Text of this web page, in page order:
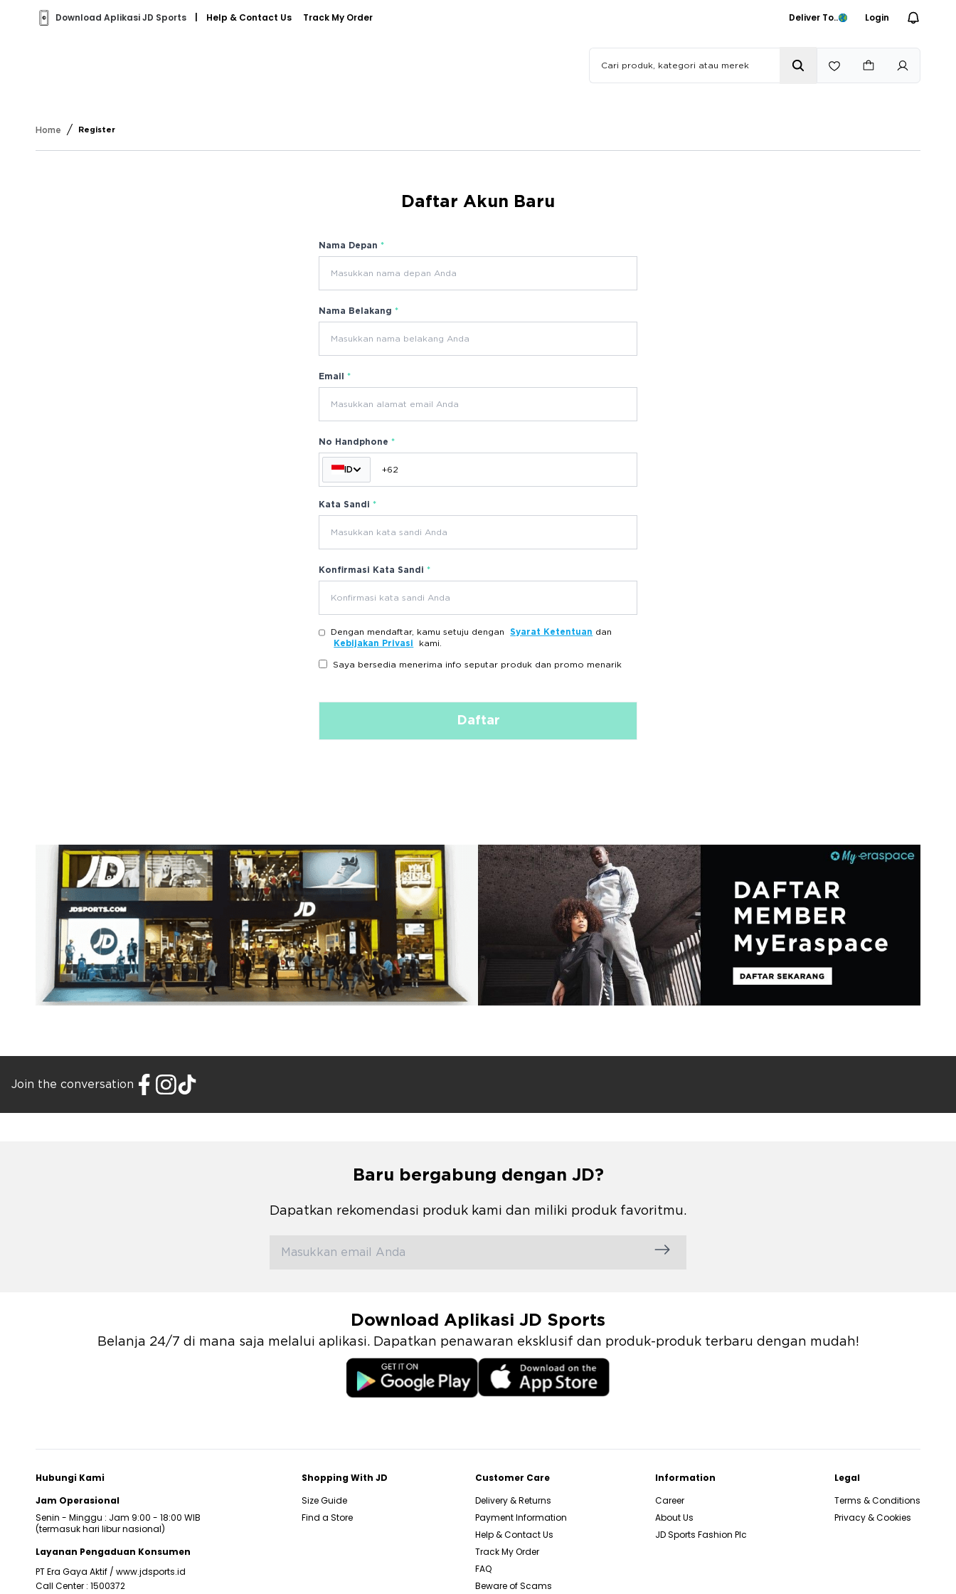
Download Aplikasi JD Sports Help & Contact Us Track My Order Deliver To.. Login
Home / Register
Daftar Akun Baru
Nama Depan *
Nama Belakang *
Email *
No Handphone *
ID +62
Kata Sandi *
Konfirmasi Kata Sandi *
Dengan mendaftar, kamu setuju dengan Syarat Ketentuan dan
Kebijakan Privasi
kami.
Saya bersedia menerima info seputar produk dan promo menarik
Daftar
Join the conversation
Baru bergabung dengan JD?
Dapatkan rekomendasi produk kami dan miliki produk favoritmu.
Download Aplikasi JD Sports
Belanja 24/7 di mana saja melalui aplikasi. Dapatkan penawaran eksklusif dan produk-produk terbaru dengan mudah!
Hubungi Kami
Jam Operasional
Senin - Minggu : Jam 9:00 - 18:00 WIB
(termasuk hari libur nasional)
Layanan Pengaduan Konsumen
PT Era Gaya Aktif / www.jdsports.id
Call Center : 1500372
Shopping With JD
Size Guide
Find a Store
Customer Care
Delivery & Returns
Payment Information
Help & Contact Us
Track My Order
FAQ
Beware of Scams
Information
Career
About Us
JD Sports Fashion Plc
Legal
Terms & Conditions
Privacy & Cookies